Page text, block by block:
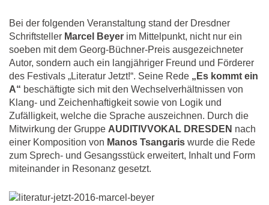
Bei der folgenden Veranstaltung stand der Dresdner
Schriftsteller Marcel Beyer im Mittelpunkt, nicht nur ein
soeben mit dem Georg-Büchner-Preis ausgezeichneter
Autor, sondern auch ein langjähriger Freund und Förderer
des Festivals „Literatur Jetzt!“. Seine Rede „Es kommt ein
A“ beschäftigte sich mit den Wechselverhältnissen von
Klang- und Zeichenhaftigkeit sowie von Logik und
Zufälligkeit, welche die Sprache auszeichnen. Durch die
Mitwirkung der Gruppe AUDITIVVOKAL DRESDEN nach
einer Komposition von Manos Tsangaris wurde die Rede
zum Sprech- und Gesangsstück erweitert, Inhalt und Form
miteinander in Resonanz gesetzt.